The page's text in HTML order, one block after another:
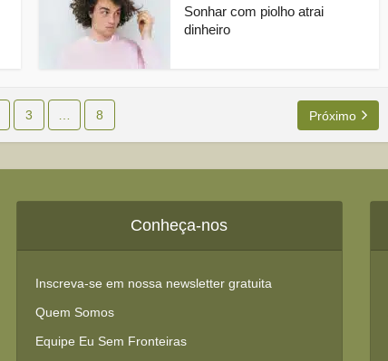
Sonhar com piolho atrai
dinheiro
3 8 Próximo
Conheça-nos
Inscreva-se em nossa newsletter gratuita
Quem Somos
Equipe Eu Sem Fronteiras